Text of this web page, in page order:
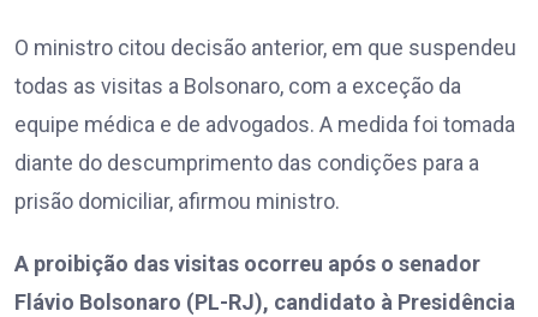
O ministro citou decisão anterior, em que suspendeu
todas as visitas a Bolsonaro, com a exceção da
equipe médica e de advogados. A medida foi tomada
diante do descumprimento das condições para a
prisão domiciliar, afirmou ministro.
A proibição das visitas ocorreu após o senador
Flávio Bolsonaro (PL-RJ), candidato à Presidência